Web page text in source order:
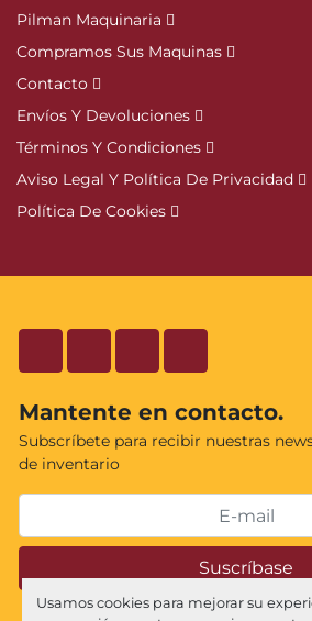
Usamos cookies para mejorar su
Mantente en contacto.
Subscríbete para recibir nuestras
de inventario
Suscríbase
Pilman Maquinaria
Compramos Sus Maquinas
Contacto
Envíos Y Devoluciones
Términos Y Condiciones
Aviso Legal Y Política De Privacidad
Política De Cookies